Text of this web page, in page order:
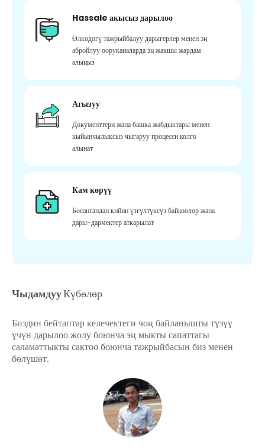
Hassale акысыз дарылоо
Өлкөдөгү тажрыйбалуу дарыгерлер менен эң
абройлуу ооруканаларда эң жакшы жардам
алыңыз
Агызуу
Документтери жана башка жабдыктары менен
кыйынчылыксыз чыгаруу процесси колго
алынат
Кам көрүү
Босангандан кийин үзгүлтүксүз байкоолор жана
дары-дармектер аткарылат
ЧыдамдууКүбөлөр
Биздин бейтаптар келечектеги чоң байланышты түзүү
үчүн дарылоо жолу боюнча эң мыкты сапаттагы
саламаттыкты сактоо боюнча тажрыйбасын биз менен
бөлүшөт.